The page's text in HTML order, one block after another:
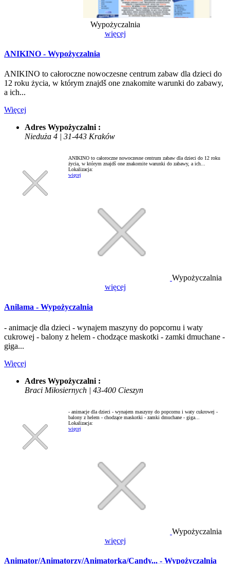
Wypożyczalnia
więcej
ANIKINO - Wypożyczalnia
ANIKINO to całoroczne nowoczesne centrum zabaw dla dzieci do
12 roku życia, w którym znajdš one znakomite warunki do zabawy,
a ich...
Więcej
Adres Wypożyczalni :
Nieduża 4 | 31-443 Kraków
ANIKINO to całoroczne nowoczesne centrum zabaw dla dzieci do 12 roku
życia, w którym znajdš one znakomite warunki do zabawy, a ich...
Lokalizacja:
więcej
Wypożyczalnia
więcej
Anilama - Wypożyczalnia
- animacje dla dzieci - wynajem maszyny do popcornu i waty
cukrowej - balony z helem - chodzące maskotki - zamki dmuchane -
giga...
Więcej
Adres Wypożyczalni :
Braci Miłosiernych | 43-400 Cieszyn
- animacje dla dzieci - wynajem maszyny do popcornu i waty cukrowej -
balony z helem - chodzące maskotki - zamki dmuchane - giga...
Lokalizacja:
więcej
Wypożyczalnia
więcej
Animator/Animatorzy/Animatorka/Candy... - Wypożyczalnia